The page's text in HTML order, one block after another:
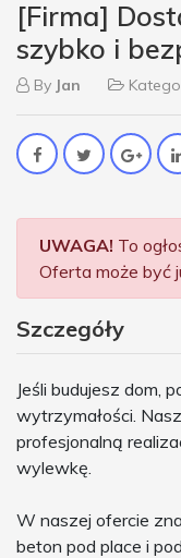
[Firma]
szybko i
By Jan
UWAGA! To
Oferta może być
Szczegóły
Jeśli budujesz dom,
wytrzymałości.
profesjonalną
wylewkę.
W naszej ofercie
beton pod place i